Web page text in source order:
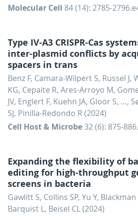
Molecular Cell 84 (14): 2785-
Type IV-A3 CRISPR-Cas
inter-plasmid conflicts by
spacers in trans
Benz F, Camara-Wilpert S, Russel J,
KG, Cepaite R, Ares-Arroyo M,
JV, Englert F, Kuehn JA, Gloor S, …,
SJ, Pinilla-Redondo R (2024)
Cell Host & Microbe32 (6): 875-
Expanding the flexibility of
editing for high-throughput
screens in bacteria
Gawlitt S, Collins SP, Yu Y, Blackman
Barquist L, Beisel CL (2024)